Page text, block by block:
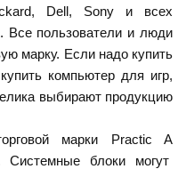
Dell, Sony и всех
Все пользователи и люди
марку. Если надо купить
компьютер для игр,
выбирают продукцию
марки Practic A
Системные блоки могут